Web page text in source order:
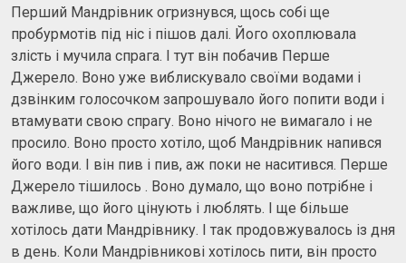
Перший Мандрівник огризнувся, щось собі ще
пробурмотів під ніс і пішов далі. Його охоплювала
злість і мучила спрага. І тут він побачив Перше
Джерело. Воно уже виблискувало своїми водами і
дзвінким голосочком запрошувало його попити води і
втамувати свою спрагу. Воно нічого не вимагало і не
просило. Воно просто хотіло, щоб Мандрівник напився
його води. І він пив і пив, аж поки не наситився. Перше
Джерело тішилось . Воно думало, що воно потрібне і
важливе, що його цінують і люблять. І ще більше
хотілось дати Мандрівнику. І так продовжувалось із дня
в день. Коли Мандрівникові хотілось пити, він просто